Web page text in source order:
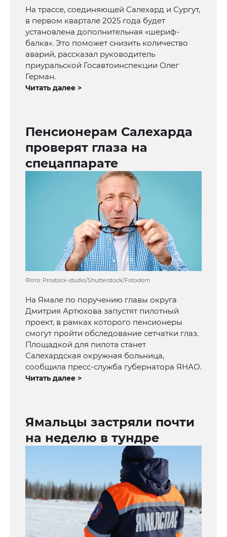
На трассе, соединяющей Салехард и Сургут,
в первом квартале 2025 года будет
установлена дополнительная «шериф-
балка». Это поможет снизить количество
аварий, рассказал руководитель
приуральской Госавтоинспекции Олег
Герман.
Читать далее >
Пенсионерам Салехарда
проверят глаза на
спецаппарате
Фото: Prostock-studio/Shutterstock/Fotodom
На Ямале по поручению главы округа
Дмитрия Артюхова запустят пилотный
проект, в рамках которого пенсионеры
смогут пройти обследование сетчатки глаз.
Площадкой для пилота станет
Салехардская окружная больница,
сообщила пресс-служба губернатора ЯНАО.
Читать далее >
Ямальцы застряли почти
на неделю в тундре